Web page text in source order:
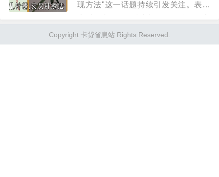
现方法"这一话题持续引发关注。表面
则反映了现代商业社会中消费者、平台
之间的微妙关系。 在...
Copyright 卡贷省息站 Rights Reserved.